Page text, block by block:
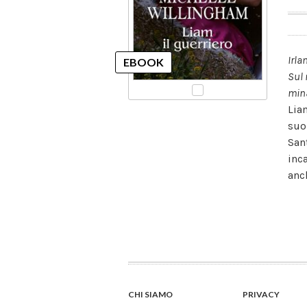
Sul
CHI SIAMO
PRIVACY